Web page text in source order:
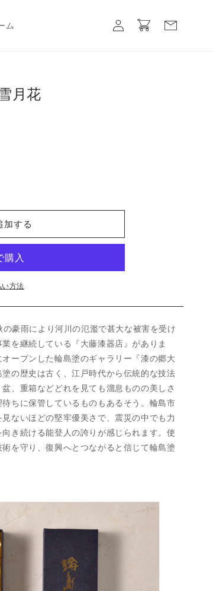
ム
グ
イ
ー
月花
加する
い方法
豪雨により河川の氾濫で甚大な被害を受け
を継続している『大藤漆器店』がありま
ープンした輪島塗のギャラリー『漆の郷大
の歴史は古く、江戸時代から伝統的な技法
、重箱などどれを見ても溜息ものの美しさ
ちに保管しているものもあるそう。輪島市
ないほどの堅牢優美さで、震災の中でも力
き続ける能登人の誇りが感じられます。使
を守り、復興へとつながると信じて輪島塗